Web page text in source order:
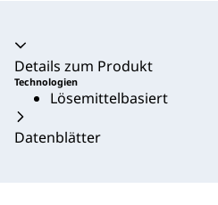
Akkordeon zusammengeklappt
Details zum Produkt
Technologien
Lösemittelbasiert
Datenblätter